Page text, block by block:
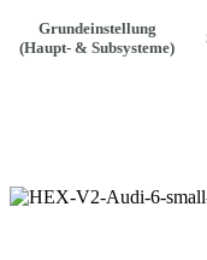
Grundeinstellung
(Haupt- & Subsysteme)